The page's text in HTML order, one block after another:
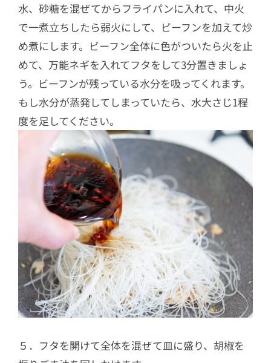
水、砂糖を混ぜてからフライパンに入れて、中火
で一煮立ちしたら弱火にして、ビーフンを加えて炒
め煮にします。ビーフン全体に色がついたら火を止
めて、万能ネギを入れてフタをして3分置きましょ
う。ビーフンが残っている水分を吸ってくれます。
もし水分が蒸発してしまっていたら、水大さじ1程
度を足してください。
５．フタを開けて全体を混ぜて皿に盛り、胡椒を